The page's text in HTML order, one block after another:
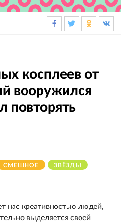
косплеев от
вооружился
повторять
СМЕШНОЕ
ЗВЁЗДЫ
нас креативностью людей,
выделяется своей